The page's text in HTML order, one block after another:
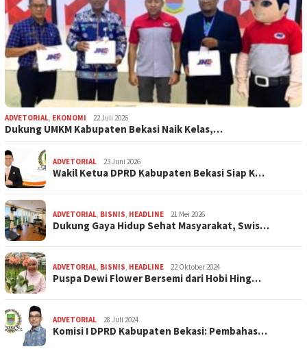
ADVETORIAL EKONOMI 22 Juli 2026
Dukung UMKM Kabupaten Bekasi Naik Kelas,…
ADVETORIAL 23 Juni 2026
Wakil Ketua DPRD Kabupaten Bekasi Siap K…
ADVETORIAL BISNIS HEADLINE 21 Mei 2026
Dukung Gaya Hidup Sehat Masyarakat, Swis…
ADVETORIAL BISNIS HEADLINE 22 Oktober 2024
Puspa Dewi Flower Bersemi dari Hobi Hing…
ADVETORIAL 28 Juli 2024
Komisi I DPRD Kabupaten Bekasi: Pembahas…